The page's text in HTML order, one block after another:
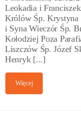
Leokadia i
Królów Śp. Krystyna
i Syna Wieczór Śp.
Kołodziej Poza
Liszczów Śp. Józef
Henryk [...]
Więcej